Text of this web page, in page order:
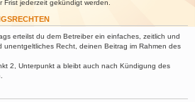
jederzeit gekündigt werden.
erteilst du dem Betreiber ein einfaches, zeitlich und
unentgeltliches Recht, deinen Beitrag im Rahmen des
2, Unterpunkt a bleibt auch nach Kündigung des